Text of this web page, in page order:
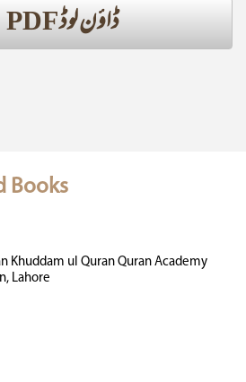
ڈاؤن لوڈ PDF
Books
Khuddam ul Quran Quran Academy
Lahore